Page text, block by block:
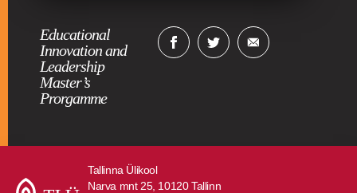
Educational
Innovation and
Leadership
Master’s
Prorgamme
Tallinna Ülikool
Narva mnt 25, 10120 Tallinn